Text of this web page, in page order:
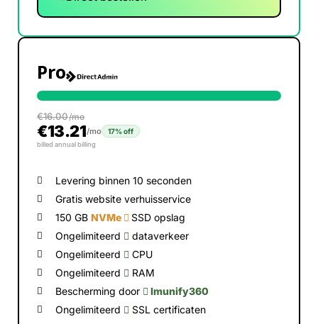
Pro
€16.00/mo
€13.21/mo 17% off
billed annual billing
Levering binnen 10 seconden
Gratis website verhuisservice
150 GBNVMe
SSD opslag
Ongelimiteerd
dataverkeer
Ongelimiteerd
CPU
Ongelimiteerd
RAM
Bescherming door
Imunify360
Ongelimiteerd
SSL certificaten